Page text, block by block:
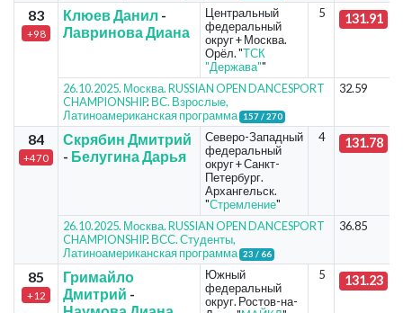
83
+98
Клюев Данил -
Лавринова Диана
Центральный
федеральный
округ + Москва.
Орёл. "ТСК
"Держава""
5 131.91
26.10.2025. Москва. RUSSIAN OPEN DANCESPORT
CHAMPIONSHIP. ВС. Взрослые,
Латиноамериканская программа
157 / 270
32.59
84
+470
Скрябин Дмитрий
- Белугина Дарья
Северо-Западный
федеральный
округ + Санкт-
Петербург.
Архангельск.
"Стремление"
4 131.78
26.10.2025. Москва. RUSSIAN OPEN DANCESPORT
CHAMPIONSHIP. ВСС. Студенты,
Латиноамериканская программа 23 / 66
36.85
85
+12
Гримайло
Дмитрий -
Южный
федеральный
округ. Ростов-на-
5 131.23